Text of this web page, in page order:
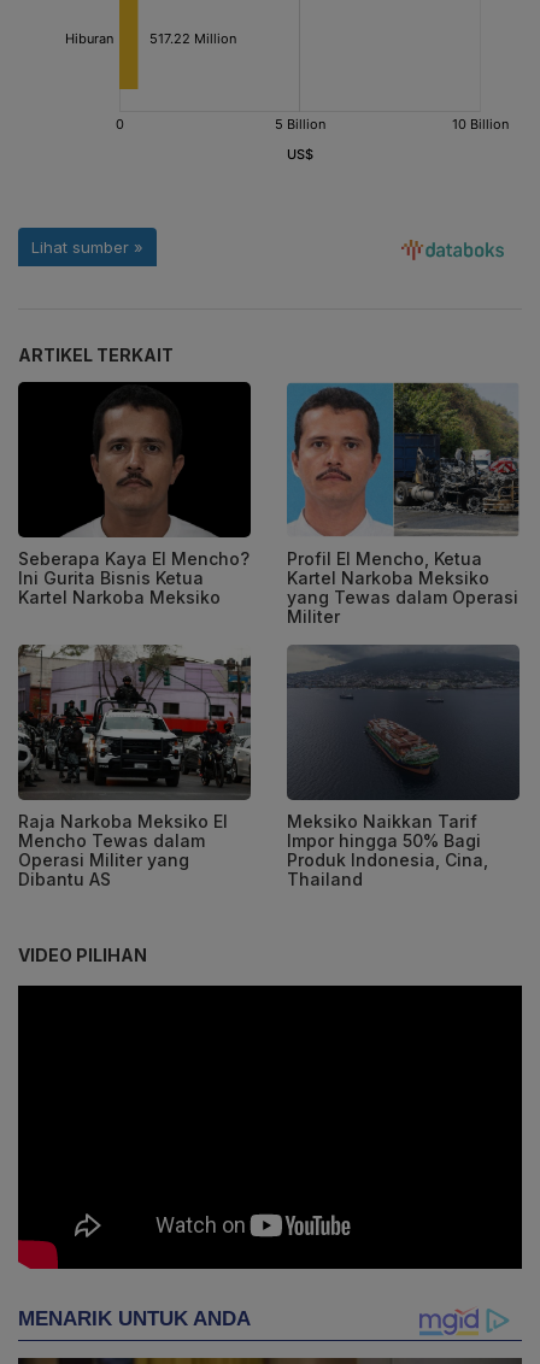
ARTIKEL TERKAIT
Seberapa Kaya El Mencho?
Ini Gurita Bisnis Ketua
Kartel Narkoba Meksiko
Profil El Mencho, Ketua
Kartel Narkoba Meksiko
yang Tewas dalam Operasi
Militer
Raja Narkoba Meksiko El
Mencho Tewas dalam
Operasi Militer yang
Dibantu AS
Meksiko Naikkan Tarif
Impor hingga 50% Bagi
Produk Indonesia, Cina,
Thailand
VIDEO PILIHAN